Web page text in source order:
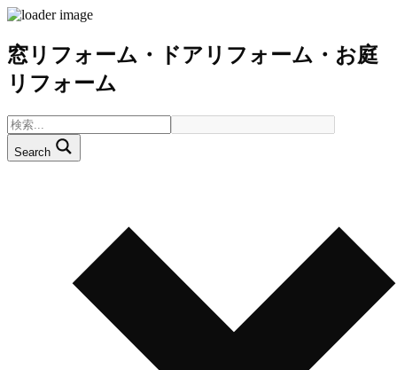
窓リフォーム・ドアリフォーム・お庭
リフォーム
Search